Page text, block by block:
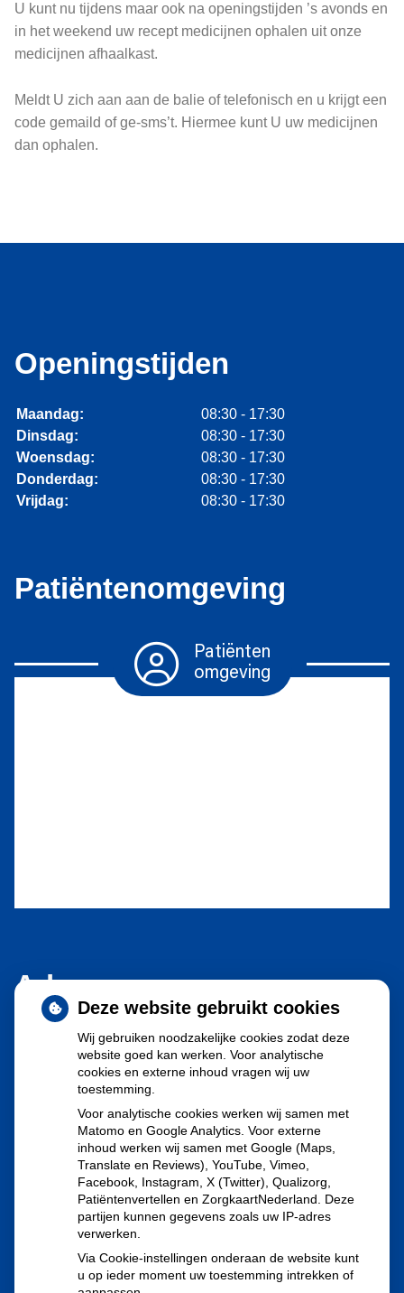
U kunt nu tijdens maar ook na openingstijden ’s avonds en
in het weekend uw recept medicijnen ophalen uit onze
medicijnen afhaalkast.
Meldt U zich aan aan de balie of telefonisch en u krijgt een
code gemaild ofge-sms’t. Hiermee kunt U uw medicijnen
dan ophalen.
Openingstijden
Maandag:
08:30 - 17:30
Dinsdag:
08:30 - 17:30
Woensdag:
08:30 - 17:30
Donderdag:
08:30 - 17:30
Vrijdag:
08:30 - 17:30
Patiëntenomgeving
Patiënten
omgeving
Adresgegevens
Jan Evertsenstraat 122-124
1056 EJ Amsterdam
020-6166000
mercator.apotheek@ezorg.nl
De fax zal niet meer gebruikt worden vanaf 1 mei 2023. De
mail is een veilige mail.
Deze website gebruikt cookies
Wij gebruiken noodzakelijke cookies zodat deze
website goed kan werken. Voor analytische
cookies en externe inhoud vragen wij uw
toestemming.
Voor analytische cookies werken wij samen met
Matomo en Google Analytics. Voor externe
inhoud werken wij samen met Google (Maps,
Translate en Reviews), YouTube, Vimeo,
Facebook, Instagram, X (Twitter), Qualizorg,
Patiëntenvertellen en ZorgkaartNederland. Deze
partijen kunnen gegevens zoals uw IP-adres
verwerken.
Via Cookie-instellingen onderaan de website kunt
u op ieder moment uw toestemming intrekken of